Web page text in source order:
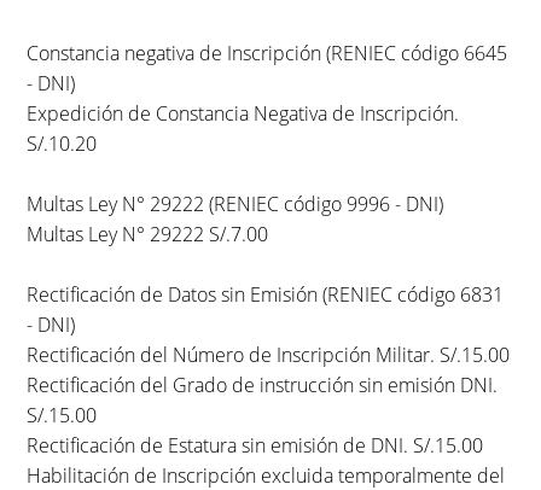
Constancia negativa de Inscripción (RENIEC código 6645
- DNI)
Expedición de Constancia Negativa de Inscripción.
S/.10.20
Multas Ley N° 29222 (RENIEC código 9996 - DNI)
Multas Ley N° 29222 S/.7.00
Rectificación de Datos sin Emisión (RENIEC código 6831
- DNI)
Rectificación del Número de Inscripción Militar. S/.15.00
Rectificación del Grado de instrucción sin emisión DNI.
S/.15.00
Rectificación de Estatura sin emisión de DNI. S/.15.00
Habilitación de Inscripción excluida temporalmente del